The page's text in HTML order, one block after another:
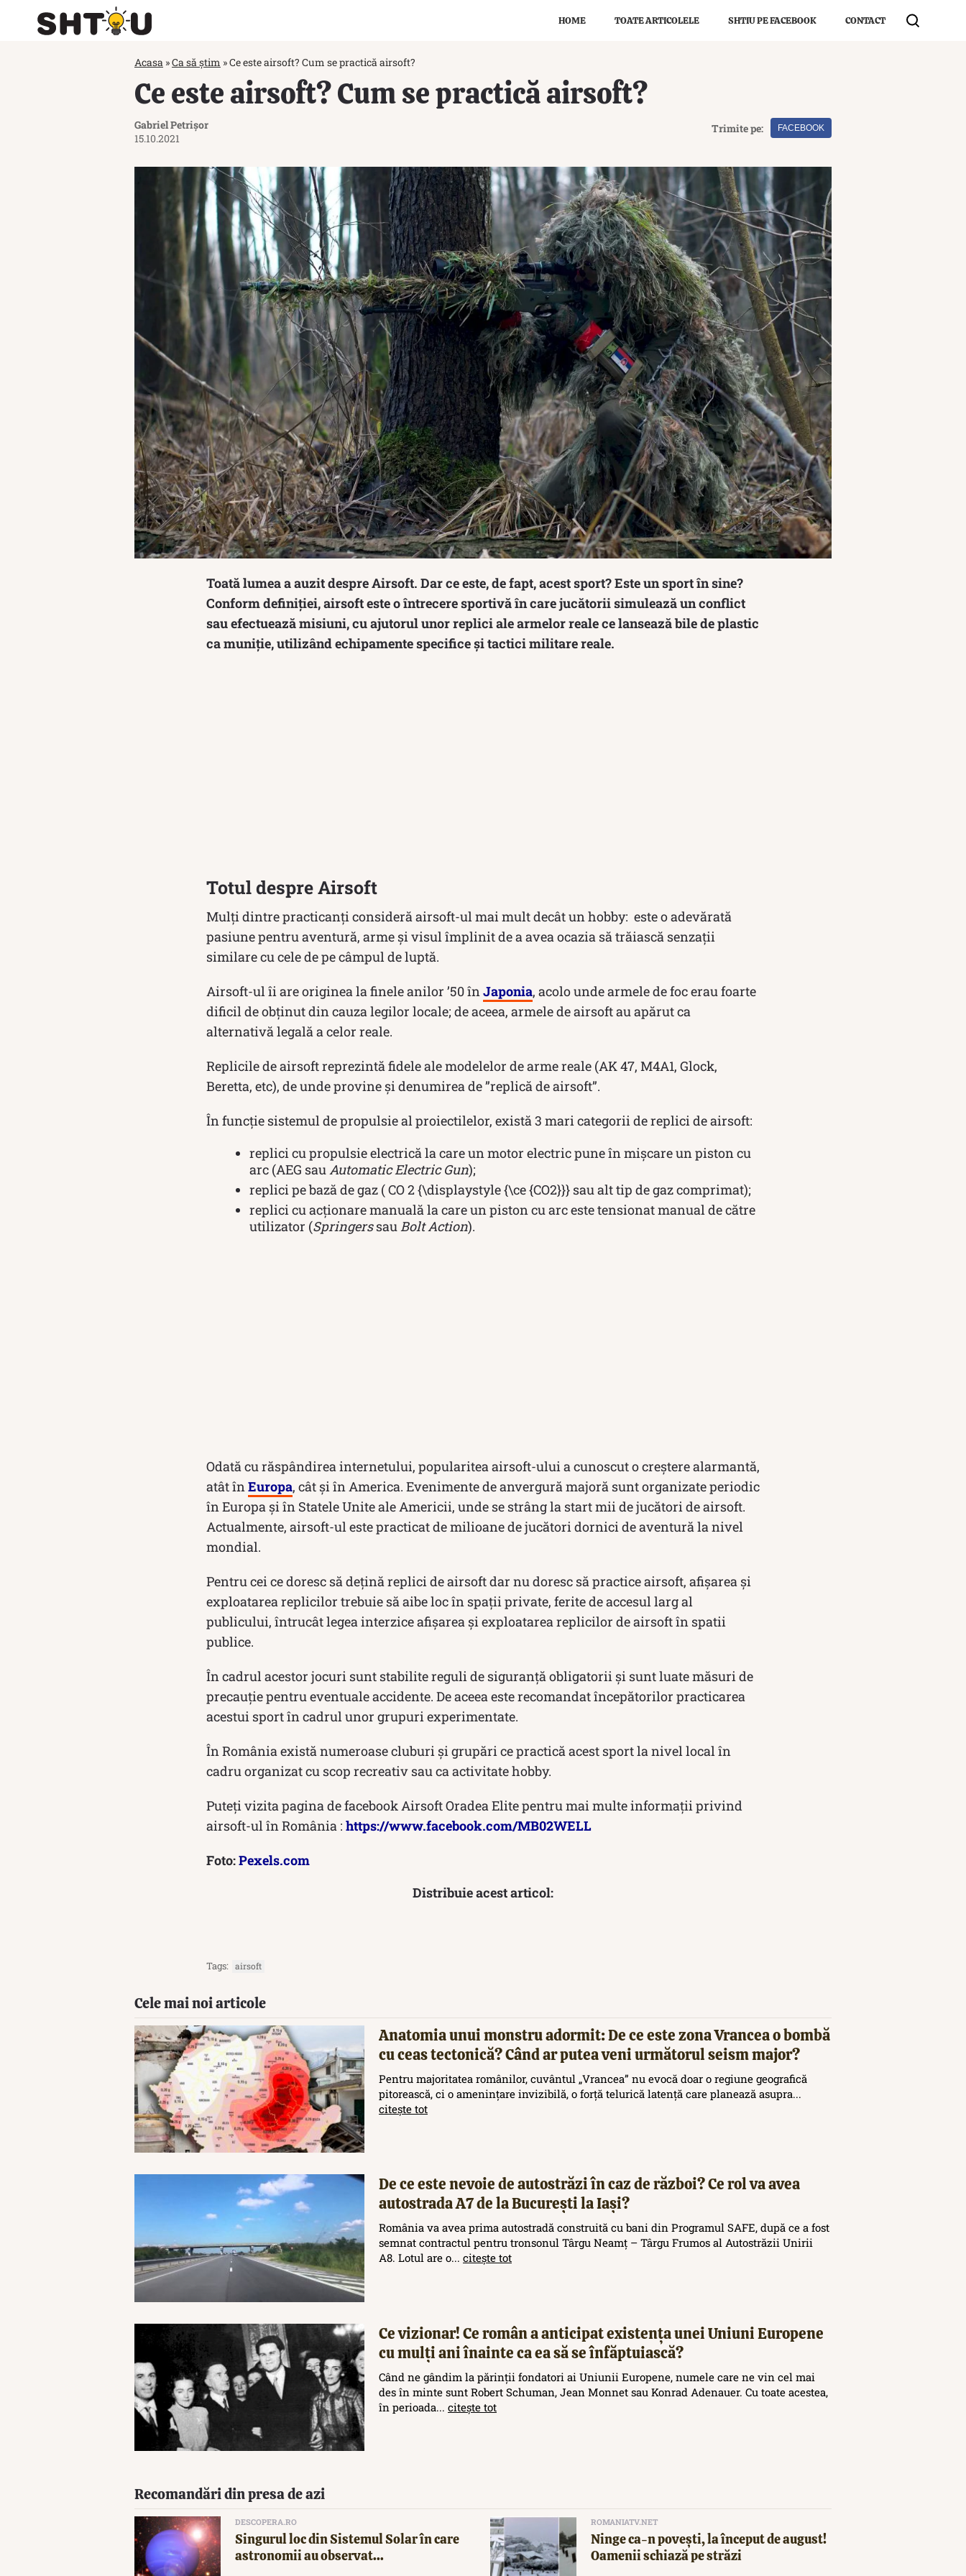
HOME TOATE ARTICOLELE SHTIU PE FACEBOOK CONTACT
Acasa »Ca să știm »Ce este airsoft? Cum se practică airsoft?
Ce este airsoft? Cum se practică airsoft?
Gabriel Petrișor
15.10.2021
Trimite pe: FACEBOOK
Toată lumea a auzit despre Airsoft. Dar ce este, de fapt, acest sport? Este un sport în sine?
Conform definiției, airsoft este o întrecere sportivă în care jucătorii simulează un conflict
sau efectuează misiuni, cu ajutorul unor replici ale armelor reale ce lansează bile de plastic
ca muniție, utilizând echipamente specifice și tactici militare reale.
Totul despre Airsoft
Mulți dintre practicanți consideră airsoft-ul mai mult decât un hobby: este o adevărată
pasiune pentru aventură, arme și visul împlinit de a avea ocazia să trăiască senzații
similare cu cele de pe câmpul de luptă.
Airsoft-ul îi are originea la finele anilor ’50 înJaponia, acolo unde armele de foc erau foarte
dificil de obținut din cauza legilor locale; de aceea, armele de airsoft au apărut ca
alternativă legală a celor reale.
Replicile de airsoft reprezintă fidele ale modelelor de arme reale (AK 47, M4A1, Glock,
Beretta, etc), de unde provine și denumirea de ”replică de airsoft”.
În funcție sistemul de propulsie al proiectilelor, există 3 mari categorii de replici de airsoft:
replici cu propulsie electrică la care un motor electric pune în mișcare un piston cu
arc (AEG sauAutomatic Electric Gun);
replici pe bază de gaz ( CO 2 {\displaystyle {\ce {CO2}}} sau alt tip de gaz comprimat);
replici cu acționare manuală la care un piston cu arc este tensionat manual de către
utilizator (SpringerssauBolt Action).
Odată cu răspândirea internetului, popularitea airsoft-ului a cunoscut o creștere alarmantă,
atât înEuropa, cât și în America. Evenimente de anvergură majoră sunt organizate periodic
în Europa și în Statele Unite ale Americii, unde se strâng la start mii de jucători de airsoft.
Actualmente, airsoft-ul este practicat de milioane de jucători dornici de aventură la nivel
mondial.
Pentru cei ce doresc să dețină replici de airsoft dar nu doresc să practice airsoft, afișarea și
exploatarea replicilor trebuie să aibe loc în spații private, ferite de accesul larg al
publicului, întrucât legea interzice afișarea și exploatarea replicilor de airsoft în spatii
publice.
În cadrul acestor jocuri sunt stabilite reguli de siguranță obligatorii și sunt luate măsuri de
precauție pentru eventuale accidente. De aceea este recomandat începătorilor practicarea
acestui sport în cadrul unor grupuri experimentate.
În România există numeroase cluburi și grupări ce practică acest sport la nivel local în
cadru organizat cu scop recreativ sau ca activitate hobby.
Puteți vizita pagina de facebook Airsoft Oradea Elite pentru mai multe informații privind
airsoft-ul în România : https://www.facebook.com/MB02WELL
Foto:Pexels.com
Distribuie acest articol:
Tags: airsoft
Cele mai noi articole
Anatomia unui monstru adormit: De ce este zona Vrancea o bombă
cu ceas tectonică? Când ar putea veni următorul seism major?
Pentru majoritatea românilor, cuvântul „Vrancea” nu evocă doar o regiune geografică
pitorească, ci o amenințare invizibilă, o forță telurică latență care planează asupra...
citește tot
De ce este nevoie de autostrăzi în caz de război? Ce rol va avea
autostrada A7 de la București la Iași?
România va avea prima autostradă construită cu bani din Programul SAFE, după ce a fost
semnat contractul pentru tronsonul Târgu Neamț – Târgu Frumos al Autostrăzii Unirii
A8. Lotul are o... citește tot
Ce vizionar! Ce român a anticipat existența unei Uniuni Europene
cu mulți ani înainte ca ea să se înfăptuiască?
Când ne gândim la părinții fondatori ai Uniunii Europene, numele care ne vin cel mai
des în minte sunt Robert Schuman, Jean Monnet sau Konrad Adenauer. Cu toate acestea,
în perioada... citește tot
Recomandări din presa de azi
DESCOPERA.RO
Singurul loc din Sistemul Solar în care
astronomii au observat...
ROMANIATV.NET
Ninge ca-n povești, la început de august!
Oamenii schiază pe străzi